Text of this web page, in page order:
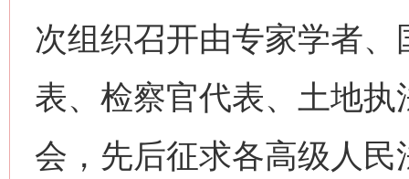
次组织召开由专家学者
表、检察官代表、土地
会，先后征求各高级人